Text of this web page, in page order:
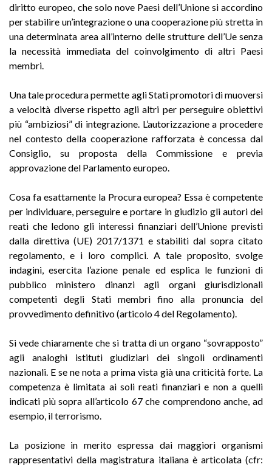
diritto europeo, che solo nove Paesi dell’Unione si accordino
per stabilire un’integrazione o una cooperazione più stretta in
una determinata area all’interno delle strutture dell’Ue senza
la necessità immediata del coinvolgimento di altri Paesi
membri.
Una tale procedura permette agli Stati promotori di muoversi
a velocità diverse rispetto agli altri per perseguire obiettivi
più “ambiziosi” di integrazione. L’autorizzazione a procedere
nel contesto della cooperazione rafforzata è concessa dal
Consiglio, su proposta della Commissione e previa
approvazione del Parlamento europeo.
Cosa fa esattamente la Procura europea? Essa è competente
per individuare, perseguire e portare in giudizio gli autori dei
reati che ledono gli interessi finanziari dell’Unione previsti
dalla direttiva (UE) 2017/1371 e stabiliti dal sopra citato
regolamento, e i loro complici. A tale proposito, svolge
indagini, esercita l’azione penale ed esplica le funzioni di
pubblico ministero dinanzi agli organi giurisdizionali
competenti degli Stati membri fino alla pronuncia del
provvedimento definitivo (articolo 4 del Regolamento).
Si vede chiaramente che si tratta di un organo “sovrapposto”
agli analoghi istituti giudiziari dei singoli ordinamenti
nazionali. E se ne nota a prima vista già una criticità forte. La
competenza è limitata ai soli reati finanziari e non a quelli
indicati più sopra all’articolo 67 che comprendono anche, ad
esempio, il terrorismo.
La posizione in merito espressa dai maggiori organismi
rappresentativi della magistratura italiana è articolata (cfr: